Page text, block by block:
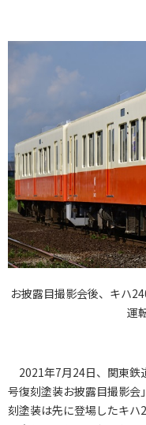
お披露目撮影会後、キハ
運
2021年7月24日、関東鉄
号復刻塗装お披露目撮影
刻塗装は先に登場したキハ